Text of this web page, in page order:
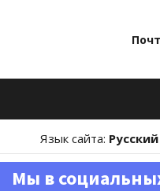
Язык сайта: Русский
Мы в